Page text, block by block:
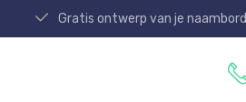
Gratis ontwerp van je naambord